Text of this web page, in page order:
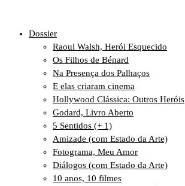
Dossier
Raoul Walsh, Herói Esquecido
Os Filhos de Bénard
Na Presença dos Palhaços
E elas criaram cinema
Hollywood Clássica: Outros Heróis
Godard, Livro Aberto
5 Sentidos (+ 1)
Amizade (com Estado da Arte)
Fotograma, Meu Amor
Diálogos (com Estado da Arte)
10 anos, 10 filmes